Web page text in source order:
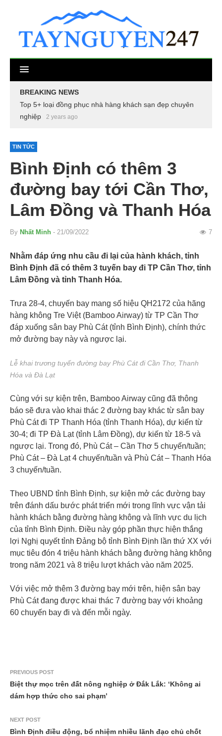
BREAKING NEWS
Top 5+ loại đồng phục nhà hàng khách sạn đẹp chuyên
nghiệp
2 years ago
TIN TỨC
Bình Định có thêm 3
đường bay tới Cần Thơ,
Lâm Đồng và Thanh Hóa
By Nhất Minh - 21/09/2022 7
Nhằm đáp ứng nhu cầu đi lại của hành khách, tỉnh
Bình Định đã có thêm 3 tuyến bay đi TP Cần Thơ, tỉnh
Lâm Đồng và tỉnh Thanh Hóa.
Trưa 28-4, chuyến bay mang số hiệu QH2172 của hãng
hàng không Tre Việt (Bamboo Airway) từ TP Cần Thơ
đáp xuống sân bay Phù Cát (tỉnh Bình Định), chính thức
mở đường bay này và ngược lại.
Lễ khai trương tuyến đường bay Phù Cát đi Cần Thơ, Thanh
Hóa và Đà Lạt
Cùng với sự kiện trên, Bamboo Airway cũng đã thông
báo sẽ đưa vào khai thác 2 đường bay khác từ sân bay
Phù Cát đi TP Thanh Hóa (tỉnh Thanh Hóa), dự kiến từ
30-4; đi TP Đà Lạt (tỉnh Lâm Đồng), dự kiến từ 18-5 và
ngược lại. Trong đó, Phù Cát – Cần Thơ 5 chuyến/tuần;
Phù Cát – Đà Lạt 4 chuyến/tuần và Phù Cát – Thanh Hóa
3 chuyến/tuần.
Theo UBND tỉnh Bình Định, sự kiện mở các đường bay
trên đánh dấu bước phát triển mới trong lĩnh vực vận tải
hành khách bằng đường hàng không và lĩnh vực du lịch
của tỉnh Bình Định. Điều này góp phần thực hiện thắng
lợi Nghị quyết tỉnh Đảng bộ tỉnh Bình Định lần thứ XX với
mục tiêu đón 4 triệu hành khách bằng đường hàng không
trong năm 2021 và 8 triệu lượt khách vào năm 2025.
Với việc mở thêm 3 đường bay mới trên, hiện sân bay
Phù Cát đang được khai thác 7 đường bay với khoảng
60 chuyến bay đi và đến mỗi ngày.
PREVIOUS POST
Biệt thự mọc trên đất nông nghiệp ở Đắk Lắk: ‘Không ai
dám hợp thức cho sai phạm’
NEXT POST
Bình Định điều động, bổ nhiệm nhiều lãnh đạo chủ chốt